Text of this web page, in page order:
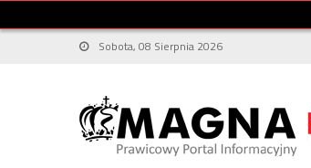
Sobota, 08 Sierpnia 2026